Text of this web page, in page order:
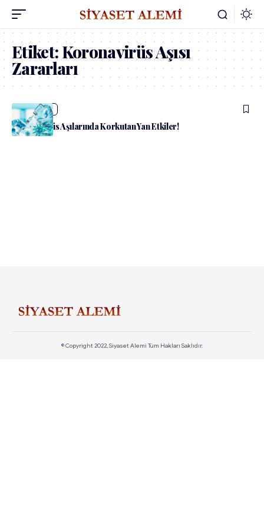
Etiket:Koronavirüs Aşısı
Zararları
admin Sağlık
Koronavirüs Aşılarında Korkutan Yan Etkiler!
© Copyright 2022, Siyaset Alemi Tüm Hakları Saklıdır.